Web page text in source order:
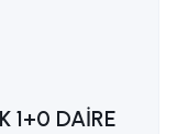
1+0 DAİRE